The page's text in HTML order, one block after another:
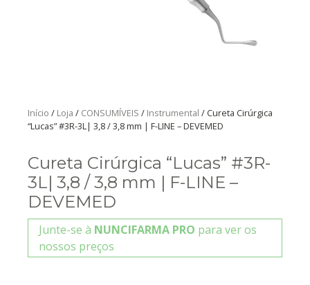
Início / Loja / CONSUMÍVEIS / Instrumental / Cureta Cirúrgica
“Lucas” #3R-3L| 3,8 / 3,8 mm | F-LINE – DEVEMED
Cureta Cirúrgica “Lucas” #3R-
3L| 3,8 / 3,8 mm | F-LINE –
DEVEMED
Junte-se à NUNCIFARMA PRO para ver os
nossos preços